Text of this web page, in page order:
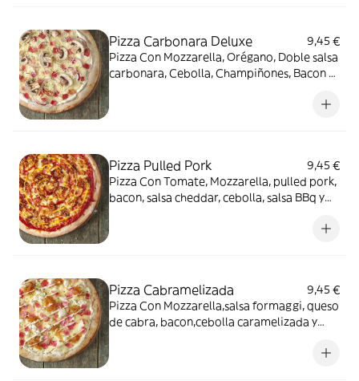
Pizza Carbonara Deluxe
9,45 €
Pizza Con Mozzarella, Orégano, Doble salsa
carbonara, Cebolla, Champiñones, Bacon y
Pizza Pulled Pork
9,45 €
Pizza Con Tomate, Mozzarella, pulled pork,
bacon, salsa cheddar, cebolla, salsa BBq y
Pizza Cabramelizada
9,45 €
Pizza Con Mozzarella,salsa formaggi, queso
de cabra, bacon,cebolla caramelizada y